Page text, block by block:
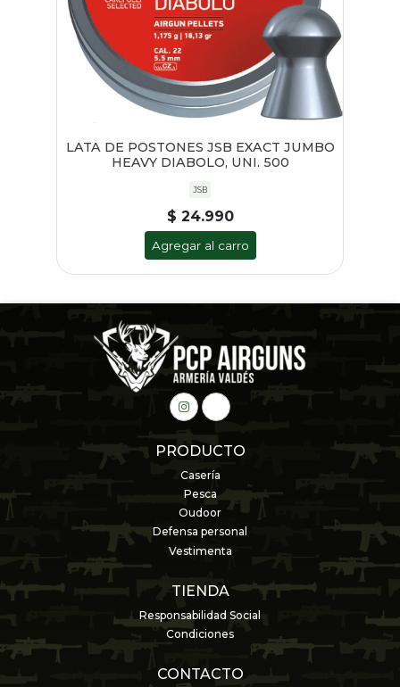
LATA DE POSTONES JSB EXACT JUMBO
HEAVY DIABOLO, UNI. 500
JSB
$ 24.990
Agregar al carro
PRODUCTO
Casería
Pesca
Oudoor
Defensa personal
Vestimenta
TIENDA
Responsabilidad Social
Condiciones
CONTACTO